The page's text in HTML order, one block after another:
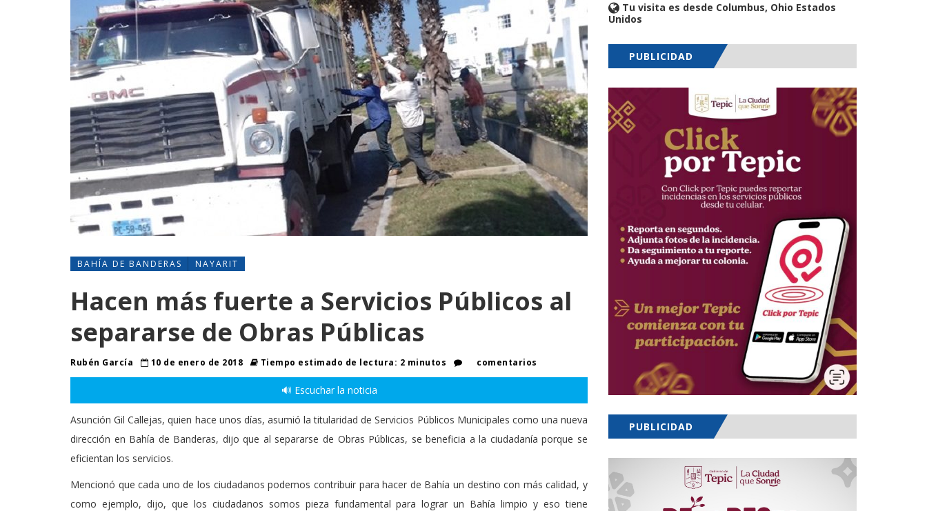
BAHÍA DE BANDERAS NAYARIT
Hacen más fuerte a Servicios Públicos al
separarse de Obras Públicas
Rubén García 10 de enero de 2018 Tiempo estimado de lectura: 2 minutos comentarios
🔊 Escuchar la noticia
Asunción Gil Callejas, quien hace unos días, asumió la titularidad de Servicios Públicos Municipales como una nueva
dirección en Bahía de Banderas, dijo que al separarse de Obras Públicas, se beneficia a la ciudadanía porque se
eficientan los servicios.
Mencionó que cada uno de los ciudadanos podemos contribuir para hacer de Bahía un destino con más calidad, y
como ejemplo, dijo, que los ciudadanos somos pieza fundamental para lograr un Bahía limpio y eso tiene
Tu visita es desde Columbus, Ohio Estados
Unidos
PUBLICIDAD
PUBLICIDAD